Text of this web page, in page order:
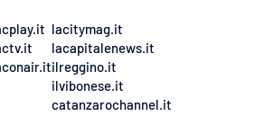
lacitymag.it
lacapitalenews.it
ilreggino.it
ilvibonese.it
catanzarochannel.it